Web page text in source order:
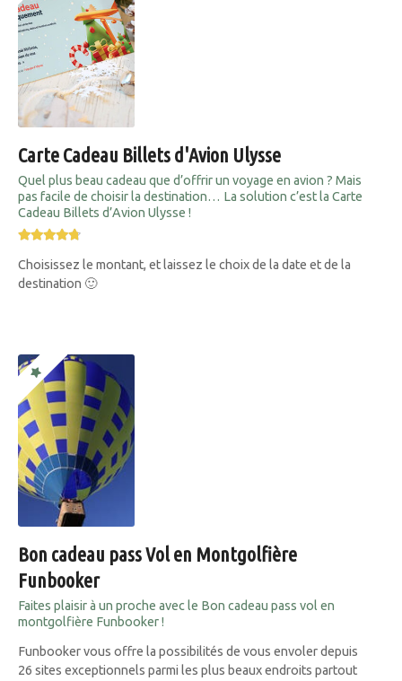
Carte Cadeau Billets d'Avion Ulysse
Quel plus beau cadeau que d’offrir un voyage en avion ? Mais
pas facile de choisir la destination… La solution c’est la Carte
Cadeau Billets d’Avion Ulysse !
Choisissez le montant, et laissez le choix de la date et de la
destination 🙂
Bon cadeau pass Vol en Montgolfière
Funbooker
Faites plaisir à un proche avec le Bon cadeau pass vol en
montgolfière Funbooker !
Funbooker vous offre la possibilités de vous envoler depuis
26 sites exceptionnels parmi les plus beaux endroits partout